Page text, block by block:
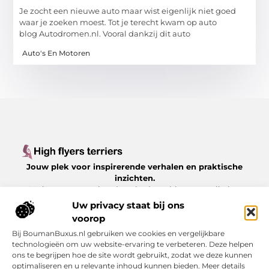
Uw privacy staat bij ons
voorop
Bij BoumanBuxus.nl gebruiken we cookies en vergelijkbare
technologieën om uw website-ervaring te verbeteren. Deze helpen
ons te begrijpen hoe de site wordt gebruikt, zodat we deze kunnen
optimaliseren en u relevante inhoud kunnen bieden. Meer details
Je zocht een nieuwe auto maar wist eigenlijk niet goed
waar je zoeken moest. Tot je terecht kwam op auto
blog Autodromen.nl. Vooral dankzij dit auto
Auto's En Motoren
Jouw plek voor inspirerende verhalen en praktische
inzichten.
Verken een gevarieerd aanbod aan blogs en artikelen
over het dagelijks leven, met waardevolle tips en
boeiende perspectieven, allemaal op
Highflyersterriers.nl.
Bericht categorie